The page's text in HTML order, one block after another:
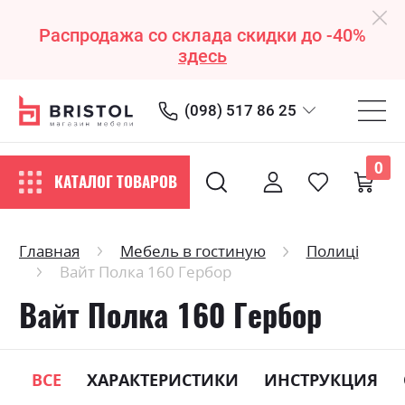
Распродажа со склада скидки до -40%
здесь
(098) 517 86 25
КАТАЛОГ ТОВАРОВ
0
Главная Мебель в гостиную
Полиці
Вайт Полка 160 Гербор
Вайт Полка 160 Гербор
ВСЕ ХАРАКТЕРИСТИКИ ИНСТРУКЦИЯ